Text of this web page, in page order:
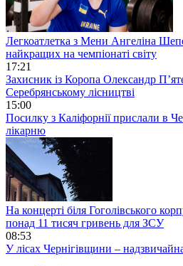
Легкоатлетка з Мени Ангеліна
найкращих на чемпіонаті світу
17:21
Захисник із Коропа Олександр
Серебрянському лісництві
15:00
Посилку з Каліфорнії прислали в
лікарню
На концерті біля Гоголівського
понад 11 тисяч гривень для ЗСУ
08:53
У лісах Чернігівщини –